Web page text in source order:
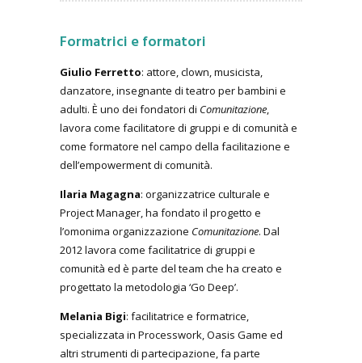
Formatrici e formatori
Giulio Ferretto: attore, clown, musicista,
danzatore, insegnante di teatro per bambini e
adulti. È uno dei fondatori di Comunitazione
lavora come facilitatore di gruppi e di comunità e
come formatore nel campo della facilitazione e
dell’empowerment di comunità.
Ilaria Magagna: organizzatrice culturale e
Project Manager, ha fondato il progetto e
l’omonima organizzazione Comunitazione. Dal
2012 lavora come facilitatrice di gruppi e
comunità ed è parte del team che ha creato e
progettato la metodologia ‘Go Deep’.
Melania Bigi: facilitatrice e formatrice,
specializzata in Processwork, Oasis Game ed
altri strumenti di partecipazione, fa parte